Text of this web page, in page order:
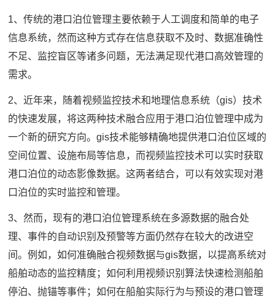
1、传统的港口泊位管理主要依赖于人工调度和简单的电子
信息系统，然而这种方式存在信息获取不及时、数据准确性
不足、监控盲区等诸多问题，无法满足现代港口高效管理的
需求。
2、近年来，随着视频监控技术和地理信息系统（gis）技术
的快速发展，将这两种技术融合应用于港口泊位管理中成为
一个新的研究方向。gis技术能够精确地提供港口泊位区域的
空间位置、设施布局等信息，而视频监控技术可以实时获取
港口泊位的动态影像数据。这两者结合，可以有效实现对港
口泊位的实时监控和管理。
3、然而，现有的港口泊位管理系统在多源数据的融合处
理、事件的自动识别及预警等方面仍然存在较大的改进空
间。例如，如何准确融合视频数据与gis数据，以提高系统对
船舶动态的监控精度；如何利用视频识别算法快速检测船舶
停泊、抛锚等事件；如何在船舶实际行为与预设的港口管理